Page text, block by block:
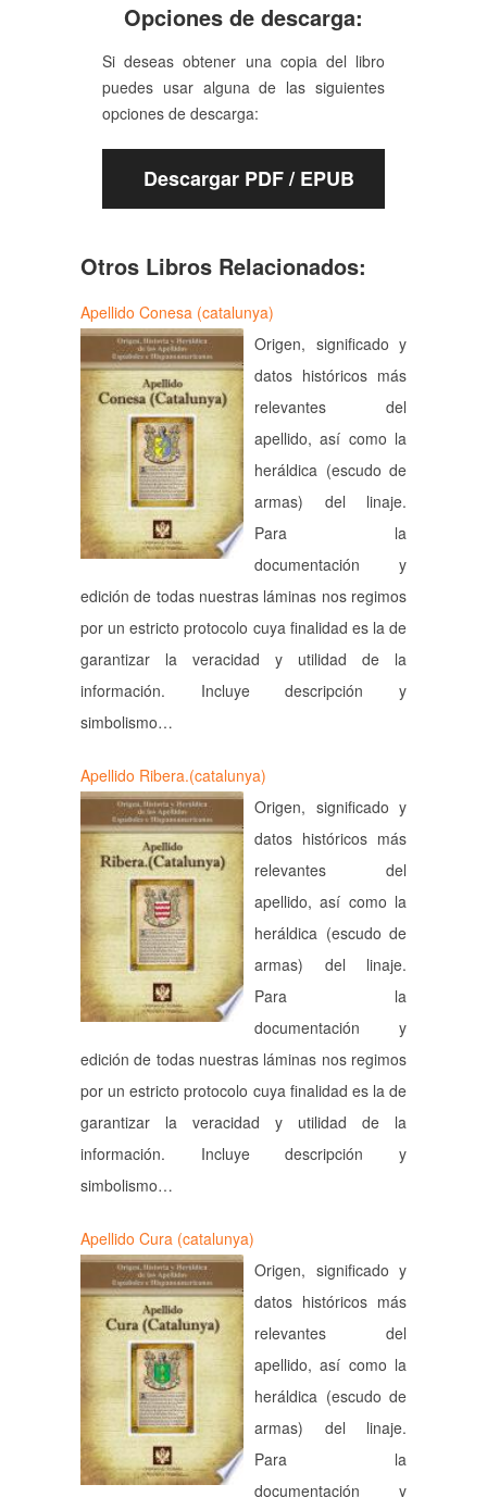
Opciones de descarga:
Si deseas obtener una copia del libro
puedes usar alguna de las siguientes
opciones de descarga:
Descargar PDF / EPUB
Otros Libros Relacionados:
Apellido Conesa (catalunya)
Origen, significado y
datos históricos más
relevantes del
apellido, así como la
heráldica (escudo de
armas) del linaje.
Para la
documentación y
edición de todas nuestras láminas nos regimos
por un estricto protocolo cuya finalidad es la de
garantizar la veracidad y utilidad de la
información. Incluye descripción y
simbolismo…
Apellido Ribera.(catalunya)
Origen, significado y
datos históricos más
relevantes del
apellido, así como la
heráldica (escudo de
armas) del linaje.
Para la
documentación y
edición de todas nuestras láminas nos regimos
por un estricto protocolo cuya finalidad es la de
garantizar la veracidad y utilidad de la
información. Incluye descripción y
simbolismo…
Apellido Cura (catalunya)
Origen, significado y
datos históricos más
relevantes del
apellido, así como la
heráldica (escudo de
armas) del linaje.
Para la
documentación y